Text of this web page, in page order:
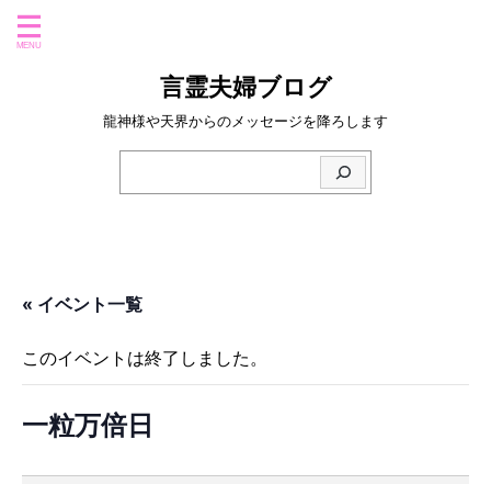
言霊夫婦ブログ
龍神様や天界からのメッセージを降ろします
« イベント一覧
このイベントは終了しました。
一粒万倍日